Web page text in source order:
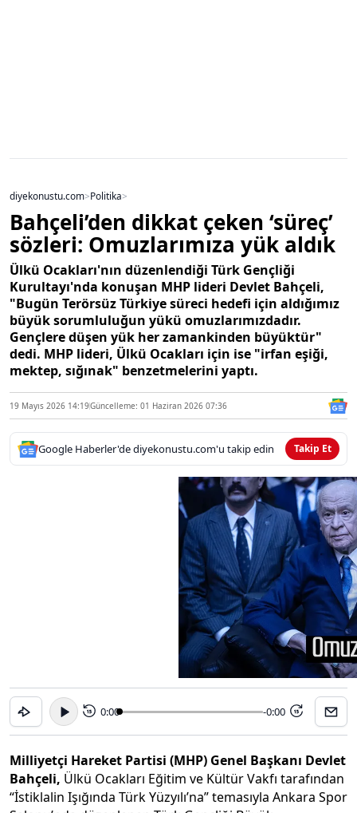
diyekonustu.com>Politika>
Bahçeli’den dikkat çeken ‘süreç’
sözleri: Omuzlarımıza yük aldık
Ülkü Ocakları'nın düzenlendiği Türk Gençliği
Kurultayı'nda konuşan MHP lideri Devlet Bahçeli,
"Bugün Terörsüz Türkiye süreci hedefi için aldığımız
büyük sorumluluğun yükü omuzlarımızdadır.
Gençlere düşen yük her zamankinden büyüktür"
dedi. MHP lideri, Ülkü Ocakları için ise "irfan eşiği,
mektep, sığınak" benzetmelerini yaptı.
19 Mayıs 2026 14:19Güncelleme: 01 Haziran 2026 07:36
Google Haberler'de diyekonustu.com'u takip edin Takip Et
15 0:00 -0:00 15
Milliyetçi Hareket Partisi (MHP) Genel Başkanı Devlet
Bahçeli, Ülkü Ocakları Eğitim ve Kültür Vakfı tarafından
“İstiklalin Işığında Türk Yüzyılı’na” temasıyla Ankara Spor